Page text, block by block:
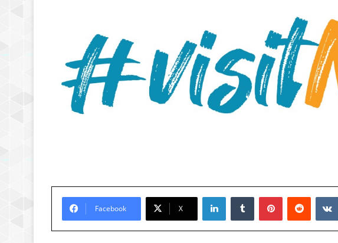
Facebook X
LinkedInTumblr PinterestReddit